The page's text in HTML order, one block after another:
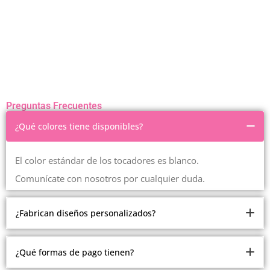
Preguntas Frecuentes
¿Qué colores tiene disponibles?
El color estándar de los tocadores es blanco.
Comunícate con nosotros por cualquier duda.
¿Fabrican diseños personalizados?
Somos fabricantes.
Pero debido a la cantidad de modelos y estilos que
¿Qué formas de pago tienen?